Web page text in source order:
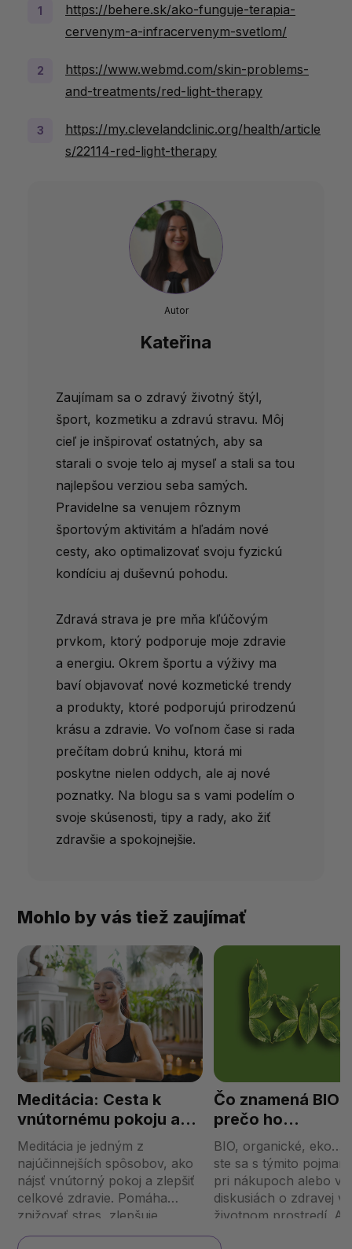
https://behere.sk/ako-funguje-terapia-
cervenym-a-infracervenym-svetlom/
https://www.webmd.com/skin-problems-
and-treatments/red-light-therapy
https://my.clevelandclinic.org/health/article
s/22114-red-light-therapy
Autor
Kateřina
Zaujímam sa o zdravý životný štýl,
šport, kozmetiku a zdravú stravu. Môj
cieľ je inšpirovať ostatných, aby sa
starali o svoje telo aj myseľ a stali sa tou
najlepšou verziou seba samých.
Pravidelne sa venujem rôznym
športovým aktivitám a hľadám nové
cesty, ako optimalizovať svoju fyzickú
kondíciu aj duševnú pohodu.
Zdravá strava je pre mňa kľúčovým
prvkom, ktorý podporuje moje zdravie
a energiu. Okrem športu a výživy ma
baví objavovať nové kozmetické trendy
a produkty, ktoré podporujú prirodzenú
krásu a zdravie. Vo voľnom čase si rada
prečítam dobrú knihu, ktorá mi
poskytne nielen oddych, ale aj nové
poznatky. Na blogu sa s vami podelím o
svoje skúsenosti, tipy a rady, ako žiť
zdravšie a spokojnejšie.
Mohlo by vás tiež zaujímať
Meditácia: Cesta k
vnútornému pokoju a
lepšiemu zdraviu
Meditácia je jedným z
najúčinnejších spôsobov, ako
nájsť vnútorný pokoj a zlepšiť
celkové zdravie. Pomáha
znižovať stres, zlepšuje
koncentráciu a prináša
Čo znamená BIO a
prečo ho
uprednostňovať?
BIO, organické, eko…
ste sa s týmito
pri nákupoch alebo v
diskusiách o zdravej
životnom prostredí.